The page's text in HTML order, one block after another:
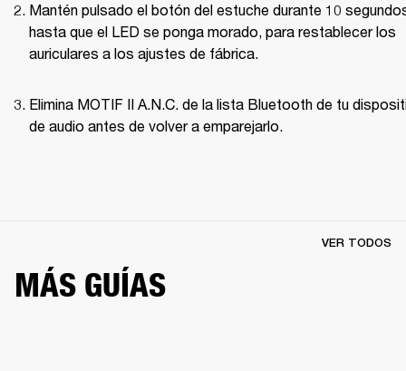
Mantén pulsado el botón del estuche durante 10
hasta que el LED se ponga morado, para restablecer los
auriculares a los ajustes de fábrica.
Elimina MOTIF II A.N.C. de la lista Bluetooth de tu
de audio antes de volver a emparejarlo.
MÁS GUÍAS
VER TODOS